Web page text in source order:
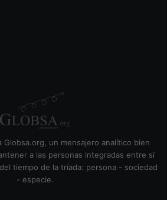
un mensajero analítico bien
a las personas integradas entre sí
tiempo de la tríada: persona - sociedad
- especie.